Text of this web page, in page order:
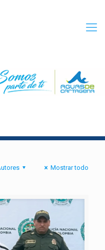
Mostrar todo